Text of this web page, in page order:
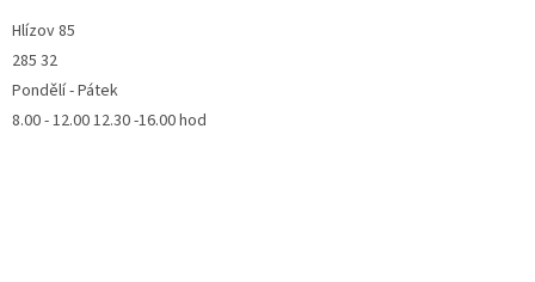
Hlízov 85
285 32
Pondělí - Pátek
8.00 - 12.00 12.30 -16.00 hod